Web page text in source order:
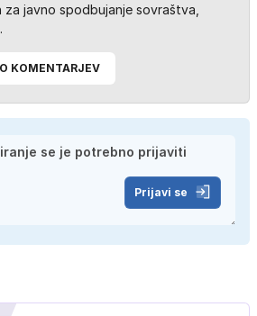
javno spodbujanje sovraštva,
KOMENTARJEV
Prijavi se